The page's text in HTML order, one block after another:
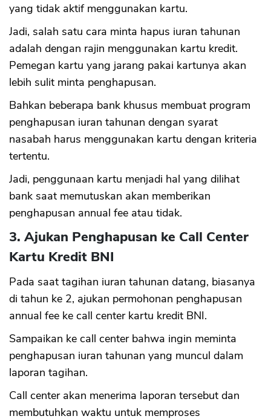
yang tidak aktif menggunakan kartu.
Jadi, salah satu cara minta hapus iuran tahunan
adalah dengan rajin menggunakan kartu kredit.
Pemegan kartu yang jarang pakai kartunya akan
lebih sulit minta penghapusan.
Bahkan beberapa bank khusus membuat program
penghapusan iuran tahunan dengan syarat
nasabah harus menggunakan kartu dengan kriteria
tertentu.
Jadi, penggunaan kartu menjadi hal yang dilihat
bank saat memutuskan akan memberikan
penghapusan annual fee atau tidak.
3. Ajukan Penghapusan ke Call Center
Kartu Kredit BNI
Pada saat tagihan iuran tahunan datang, biasanya
di tahun ke 2, ajukan permohonan penghapusan
annual fee ke call center kartu kredit BNI.
Sampaikan ke call center bahwa ingin meminta
penghapusan iuran tahunan yang muncul dalam
laporan tagihan.
Call center akan menerima laporan tersebut dan
membutuhkan waktu untuk memproses
CANCEL